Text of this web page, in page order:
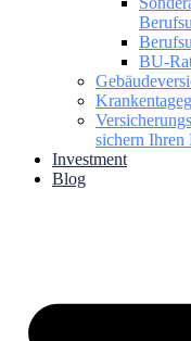
BU-
sichern Ihren
Investment
Blog